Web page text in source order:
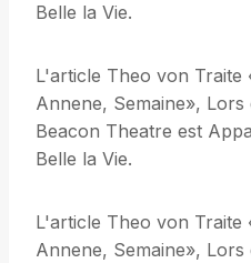
Belle la Vie.
L'article Theo von Traite
Annene, Semaine»,
Beacon Theatre est
Belle la Vie.
L'article Theo von Traite
Annene, Semaine»,